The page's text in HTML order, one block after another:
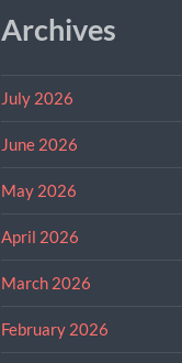
Archives
July 2026
June 2026
May 2026
April 2026
March 2026
February 2026